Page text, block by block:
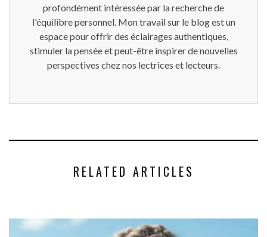
profondément intéressée par la recherche de
l'équilibre personnel. Mon travail sur le blog est un
espace pour offrir des éclairages authentiques,
stimuler la pensée et peut-être inspirer de nouvelles
perspectives chez nos lectrices et lecteurs.
RELATED ARTICLES